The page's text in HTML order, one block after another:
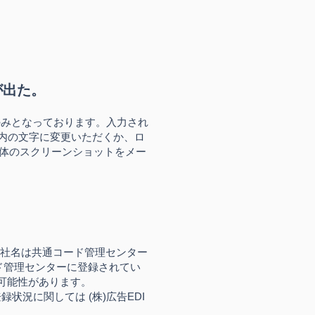
た。
となっております。入力され
の文字に変更いただくか、ロ
のスクリーンショットをメー
名は共通コード管理センター
理センターに登録されてい
性があります。
状況に関しては (株)広告EDI